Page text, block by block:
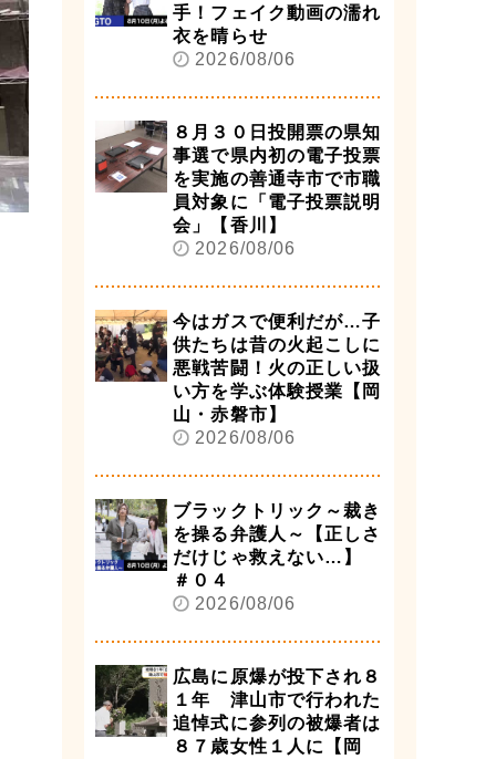
手！フェイク動画の濡れ
衣を晴らせ
2026/08/06
８月３０日投開票の県知
事選で県内初の電子投票
を実施の善通寺市で市職
員対象に「電子投票説明
会」【香川】
2026/08/06
今はガスで便利だが…子
供たちは昔の火起こしに
悪戦苦闘！火の正しい扱
い方を学ぶ体験授業【岡
山・赤磐市】
2026/08/06
ブラックトリック～裁き
を操る弁護人～【正しさ
だけじゃ救えない…】
＃０４
2026/08/06
広島に原爆が投下され８
１年 津山市で行われた
追悼式に参列の被爆者は
８７歳女性１人に【岡